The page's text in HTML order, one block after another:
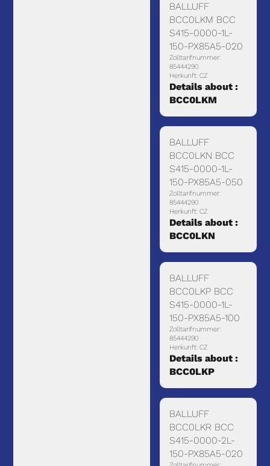
BALLUFF
BCC0LKM BCC
S415-0000-1L-
150-PX85A5-020
Zolltarifnummer:
85444290
Herkunft: CZ
Details about :
BCC0LKM
BALLUFF
BCC0LKN BCC
S415-0000-1L-
150-PX85A5-050
Zolltarifnummer:
85444290
Herkunft: CZ
Details about :
BCC0LKN
BALLUFF
BCC0LKP BCC
S415-0000-1L-
150-PX85A5-100
Zolltarifnummer:
85444290
Herkunft: CZ
Details about :
BCC0LKP
BALLUFF
BCC0LKR BCC
S415-0000-2L-
150-PX85A5-020